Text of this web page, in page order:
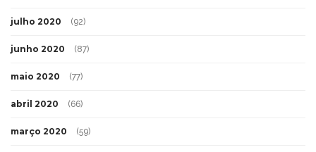
julho 2020 (92)
junho 2020 (87)
maio 2020 (77)
abril 2020 (66)
março 2020 (59)